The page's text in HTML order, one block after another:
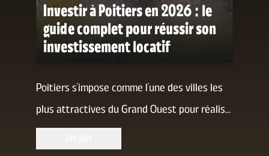
Investir à Poitiers en 2026 : le
guide complet pour réussir son
investissement locatif
Poitiers s'impose comme l'une des villes les
plus attractives du Grand Ouest pour réalis...